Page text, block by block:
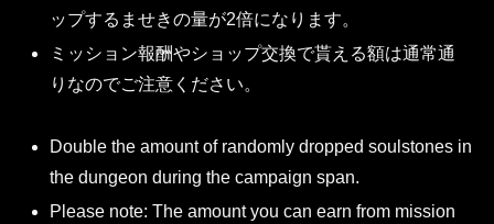
ップするませきの量が2倍になります。
ミッション報酬やショップ交換で貰える額は通常通
りなのでご注意ください。
Double the amount of randomly dropped soulstones in
the dungeon during the campaign span.
Please note: The amount you can earn from mission